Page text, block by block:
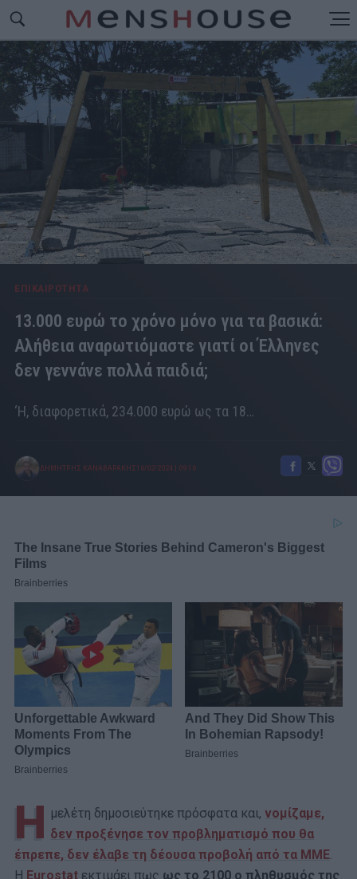
ΕΠΙΚΑΙΡΟΤΗΤΑ
13.000 ευρώ το χρόνο μόνο για τα βασικά:
Αλήθεια αναρωτιόμαστε γιατί οι Έλληνες
δεν γεννάνε πολλά παιδιά;
‘Η, διαφορετικά, 234.000 ευρώ ως τα 18…
ΔΗΜΗΤΡΗΣ ΚΑΝΑΒΑΡΑΚΗΣ 16/02/2024 09:16
Η μελέτη δημοσιεύτηκε πρόσφατα και, νομίζαμε,
δεν προξένησε τον προβληματισμό που θα
έπρεπε, δεν έλαβε τη δέουσα προβολή από τα ΜΜΕ.
Η Eurostat εκτιμάει πως ως το 2100 ο πληθυσμός της